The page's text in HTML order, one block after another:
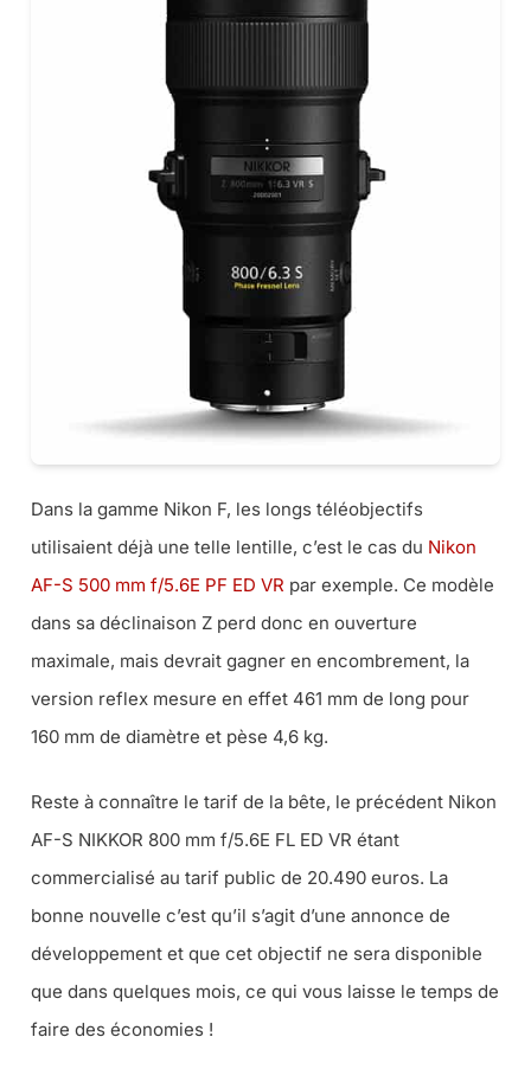
Dans la gamme Nikon F, les longs téléobjectifs
utilisaient déjà une telle lentille, c’est le cas du Nikon
AF-S 500 mm f/5.6E PF ED VR par exemple. Ce modèle
dans sa déclinaison Z perd donc en ouverture
maximale, mais devrait gagner en encombrement, la
version reflex mesure en effet 461 mm de long pour
160 mm de diamètre et pèse 4,6 kg.
Reste à connaître le tarif de la bête, le précédent Nikon
AF-S NIKKOR 800 mm f/5.6E FL ED VR étant
commercialisé au tarif public de 20.490 euros. La
bonne nouvelle c’est qu’il s’agit d’une annonce de
développement et que cet objectif ne sera disponible
que dans quelques mois, ce qui vous laisse le temps de
faire des économies !